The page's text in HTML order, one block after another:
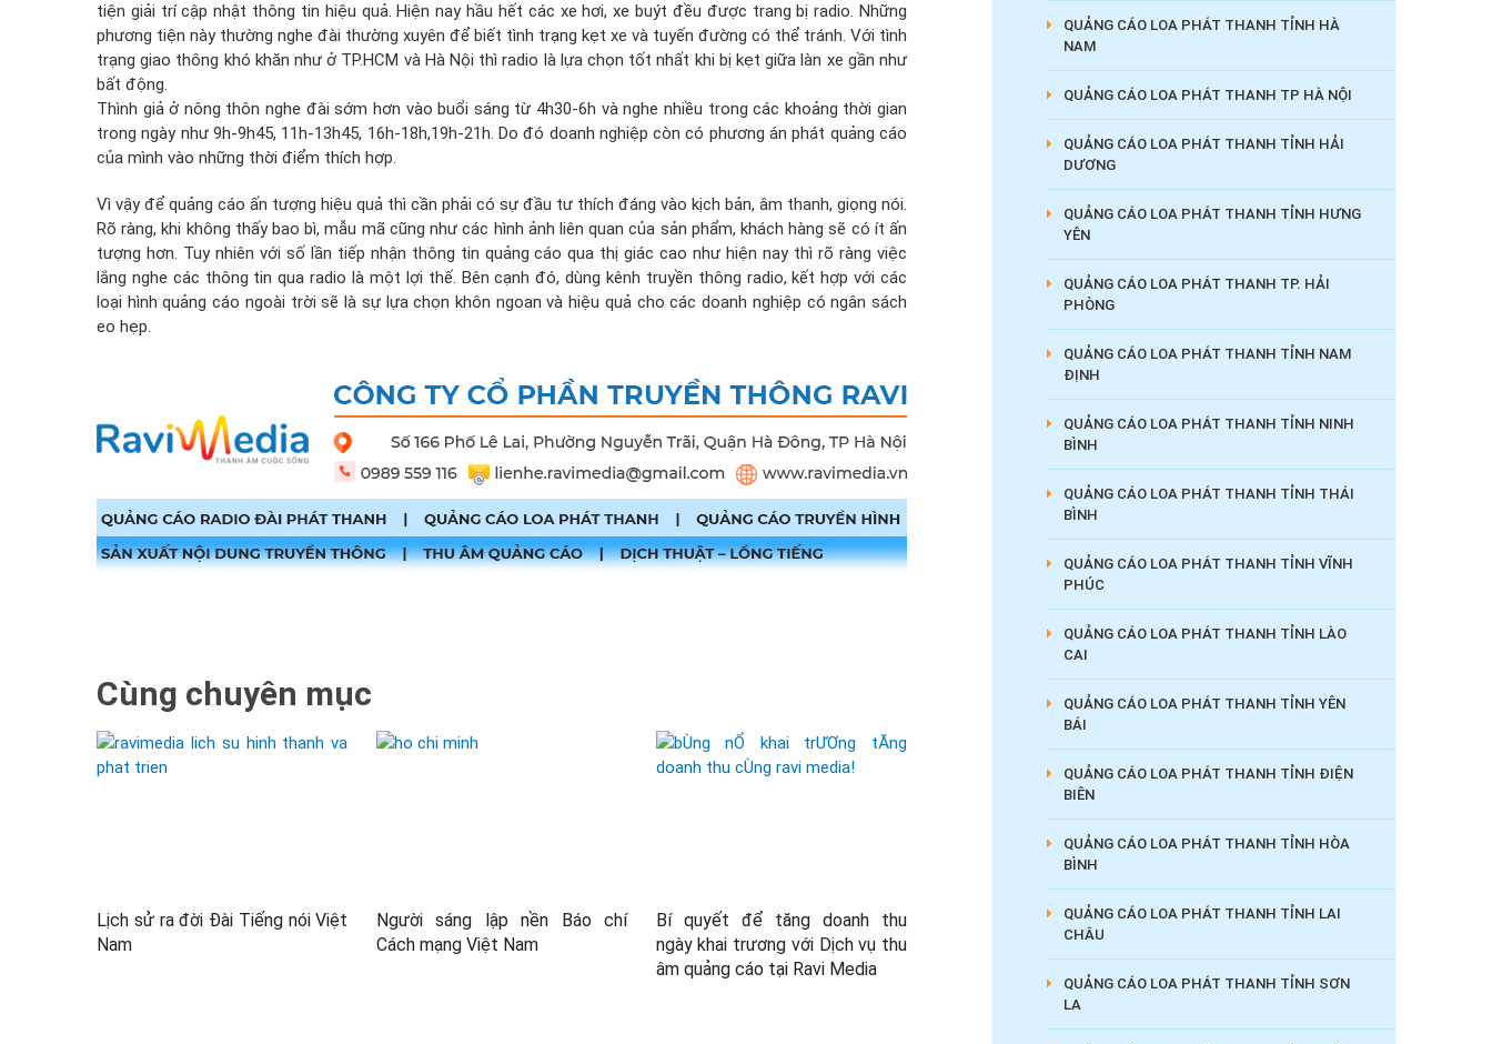
tiện giải trí cập nhật thông tin hiệu quả. Hiện nay hầu hết các xe hơi, xe buýt đều được trang bị radio. Những
phương tiện này thường nghe đài thường xuyên để biết tình trạng kẹt xe và tuyến đường có thể tránh. Với tình
trạng giao thông khó khăn như ở TP.HCM và Hà Nội thì radio là lựa chọn tốt nhất khi bị kẹt giữa làn xe gần như
bất động.
Thình giả ở nông thôn nghe đài sớm hơn vào buổi sáng từ 4h30-6h và nghe nhiều trong các khoảng thời gian
trong ngày như 9h-9h45, 11h-13h45, 16h-18h,19h-21h. Do đó doanh nghiệp còn có phương án phát quảng cáo
của mình vào những thời điểm thích hợp.
Vì vậy để quảng cáo ấn tượng hiệu quả thì cần phải có sự đầu tư thích đáng vào kịch bản, âm thanh, giọng nói.
Rõ ràng, khi không thấy bao bì, mẫu mã cũng như các hình ảnh liên quan của sản phẩm, khách hàng sẽ có ít ấn
tượng hơn. Tuy nhiên với số lần tiếp nhận thông tin quảng cáo qua thị giác cao như hiện nay thì rõ ràng việc
lắng nghe các thông tin qua radio là một lợi thế. Bên cạnh đó, dùng kênh truyền thông radio, kết hợp với các
loại hình quảng cáo ngoài trời sẽ là sự lựa chọn khôn ngoan và hiệu quả cho các doanh nghiệp có ngân sách
eo hẹp.
Cùng chuyên mục
Lịch sử ra đời Đài Tiếng nói Việt
Nam
Người sáng lập nền Báo chí
Cách mạng Việt Nam
Bí quyết để tăng doanh thu
ngày khai trương với Dịch vụ thu
âm quảng cáo tại Ravi Media
QUẢNG CÁO LOA PHÁT THANH TỈNH HÀ
NAM
QUẢNG CÁO LOA PHÁT THANH TP HÀ NỘI
QUẢNG CÁO LOA PHÁT THANH TỈNH HẢI
DƯƠNG
QUẢNG CÁO LOA PHÁT THANH TỈNH HƯNG
YÊN
QUẢNG CÁO LOA PHÁT THANH TP. HẢI
PHÒNG
QUẢNG CÁO LOA PHÁT THANH TỈNH NAM
ĐỊNH
QUẢNG CÁO LOA PHÁT THANH TỈNH NINH
BÌNH
QUẢNG CÁO LOA PHÁT THANH TỈNH THÁI
BÌNH
QUẢNG CÁO LOA PHÁT THANH TỈNH VĨNH
PHÚC
QUẢNG CÁO LOA PHÁT THANH TỈNH LÀO
CAI
QUẢNG CÁO LOA PHÁT THANH TỈNH YÊN
BÁI
QUẢNG CÁO LOA PHÁT THANH TỈNH ĐIỆN
BIÊN
QUẢNG CÁO LOA PHÁT THANH TỈNH HÒA
BÌNH
QUẢNG CÁO LOA PHÁT THANH TỈNH LAI
CHÂU
QUẢNG CÁO LOA PHÁT THANH TỈNH SƠN
LA